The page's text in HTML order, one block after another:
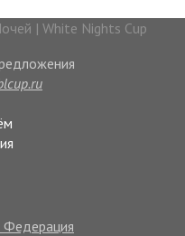
| White Nights Cup